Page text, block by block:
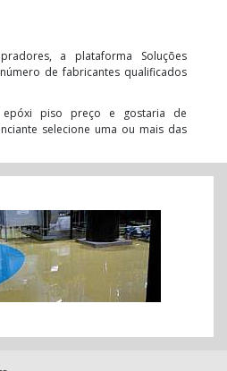
a plataforma Soluções
de fabricantes qualificados
epóxi piso preço e gostaria de
selecione uma ou mais das